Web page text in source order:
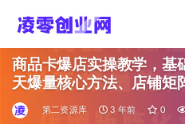
商品卡爆店实操教学，基
天爆量核心方法、店铺矩
第二资源库 3 年前 0